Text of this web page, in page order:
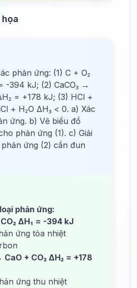
phản ứng: (1) C + O₂
-394 kJ; (2) CaCO₃ →
= +178 kJ; (3) HCl +
+ H₂O ΔH₃ < 0. a) Xác
ứng. b) Vẽ biểu đồ
phản ứng (1). c) Giải
ứng (2) cần đun
phản ứng:
ΔH₁ = -394 kJ
ứng tỏa nhiệt
+ CO₂ ΔH₂ = +178
ứng thu nhiệt